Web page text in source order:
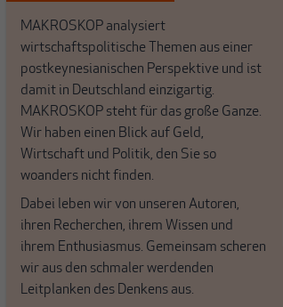
MAKROSKOP analysiert
wirtschaftspolitische Themen aus einer
postkeynesianischen Perspektive und ist
damit in Deutschland einzigartig.
MAKROSKOP steht für das große Ganze.
Wir haben einen Blick auf Geld,
Wirtschaft und Politik, den Sie so
woanders nicht finden.
Dabei leben wir von unseren Autoren,
ihren Recherchen, ihrem Wissen und
ihrem Enthusiasmus. Gemeinsam scheren
wir aus den schmaler werdenden
Leitplanken des Denkens aus.